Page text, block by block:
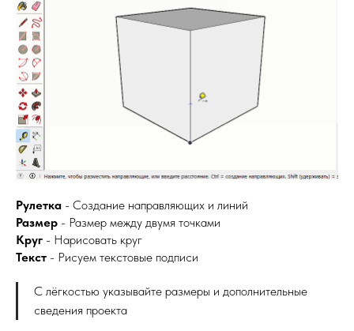
Рулетка - Создание направляющих и линий
Размер - Размер между двумя точками
Круг - Нарисовать круг
Текст - Рисуем текстовые подписи
С лёгкостью указывайте размеры и дополнительные
сведения проекта